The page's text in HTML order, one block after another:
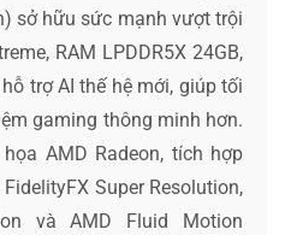
sở hữu sức mạnh vượt trội
RAM LPDDR5X 24GB,
trợ AI thế hệ mới, giúp tối
gaming thông minh hơn.
AMD Radeon, tích hợp
Super Resolution,
và AMD Fluid Motion